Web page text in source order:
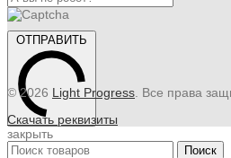
ОТПРАВИТЬ
© 2026 Light Progress . Все права
Скачать реквизиты
закрыть
Поиск